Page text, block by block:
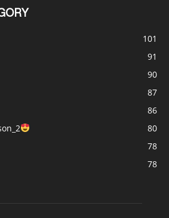
101
91
90
87
86
80
78
78